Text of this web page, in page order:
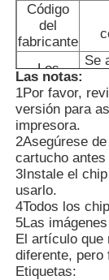
Inicio
Productos
Sobre
Contacto
noticias
Código
del
fabricante
Los
demás:
Se
Las notas:
1Por favor,
versión para
impresora.
2Asegúrese
cartucho
3Instale el
usarlo.
4Todos los
5Las
El artículo que
diferente, pero
Etiquetas: